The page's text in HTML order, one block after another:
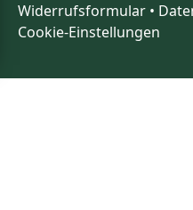
Widerrufsformular •
Cookie-Einstellungen